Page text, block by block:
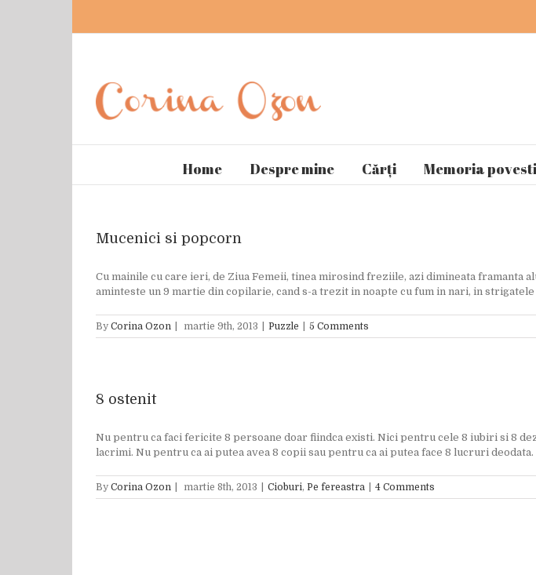
Home Despre mine Cărți Memoria
Mucenici si popcorn
Cu mainile cu care ieri, de Ziua Femeii, tinea mirosind freziile, azi dimineata framanta
aminteste un 9 martie din copilarie, cand s-a trezit in noapte cu fum in nari, in
By Corina Ozon martie 9th, 2013 Puzzle 5 Comments
8 ostenit
Nu pentru ca faci fericite 8 persoane doar fiindca existi. Nici pentru cele 8 iubiri si 8
lacrimi. Nu pentru ca ai putea avea 8 copii sau pentru ca ai putea face 8 lucruri deodata.
By Corina Ozon martie 8th, 2013 Cioburi, Pe fereastra 4 Comments